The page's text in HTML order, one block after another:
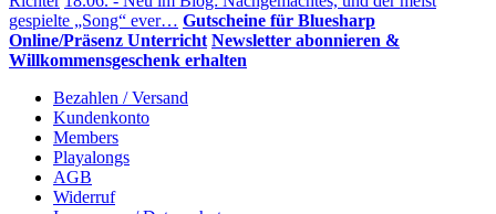
gespielte „Song“ ever… Gutscheine für Bluesharp
Online/Präsenz Unterricht Newsletter abonnieren &
Willkommensgeschenk erhalten
Bezahlen / Versand
Kundenkonto
Members
Playalongs
AGB
Widerruf